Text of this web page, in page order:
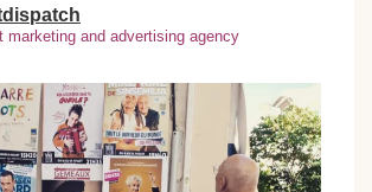
marketing and advertising agency